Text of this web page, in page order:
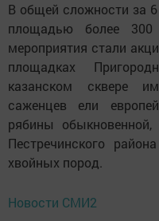
В общей сложности за 6
площадью более
мероприятия стали
площадках
казанском сквере
саженцев ели
рябины
Пестречинского
хвойных пород.
Новости СМИ2